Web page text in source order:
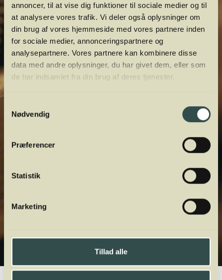
annoncer, til at vise dig funktioner til sociale medier og til
at analysere vores trafik. Vi deler også oplysninger om
din brug af vores hjemmeside med vores partnere inden
for sociale medier, annonceringspartnere og
analysepartnere. Vores partnere kan kombinere disse
data med andre oplysninger, du har givet dem, eller som
de har indsamlet fra din brug af deres tjenester.
Nødvendig
Præferencer
Statistik
Marketing
Tillad alle